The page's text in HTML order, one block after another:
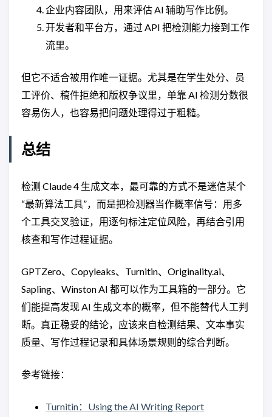
企业内容团队，用来评估 AI 辅助写作比例。
开发者和平台方，通过 API 把检测能力接到工作
流里。
但它不适合被用作唯一证据。尤其是在学生处分、员
工评价、稿件拒绝和版权争议里，单靠 AI 检测分数很
容易伤人，也容易把问题处理得过于粗糙。
总结
检测 Claude 4 生成文本，最可靠的方式不是迷信某个
“最新算法工具”，而是把检测器当作概率信号：用多
个工具交叉验证，用逐句标注定位风险，再结合引用
核查和写作过程证据。
GPTZero、Copyleaks、Turnitin、Originality.ai、
Sapling、Winston AI 都可以作为工具箱的一部分。它
们能提高发现 AI 生成文本的概率，但不能替代人工判
断。真正稳妥的结论，应该来自检测结果、文本事实
质量、写作过程记录和具体场景规则的综合判断。
参考链接：
Turnitin：Using the AI Writing Report